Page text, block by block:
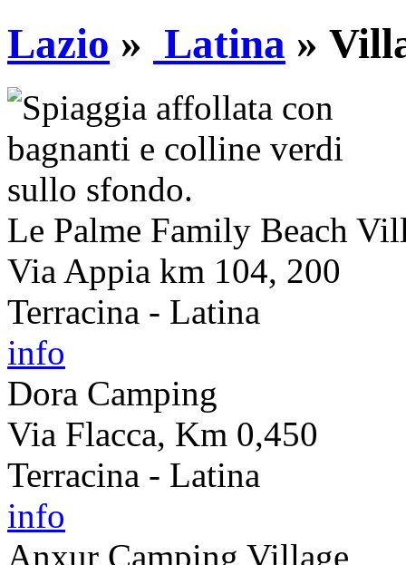
Lazio » Latina »
Le Palme Family Beach
Via Appia km 104, 200
Terracina - Latina
info
Dora Camping
Via Flacca, Km 0,450
Terracina - Latina
info
Anxur Camping Village